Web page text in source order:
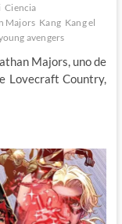
Ciencia
Majors Kang Kang el
avengers
Majors, uno de
Lovecraft Country,